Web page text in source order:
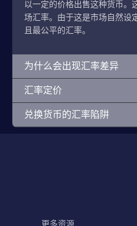
以一定的价格出售这种货币。
场汇率。由于这是市场自然设
且最公平的汇率。
为什么会出现汇率差异
汇率定价
兑换货币的汇率陷阱
更多资源